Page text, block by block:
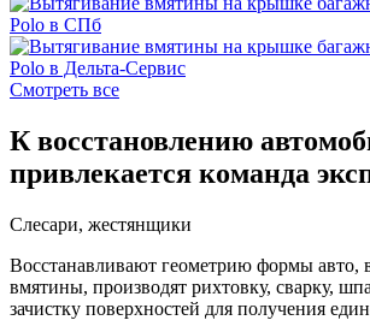
Смотреть все
К восстановлению
привлекается команда
Слесари, жестянщики
Восстанавливают геометрию формы авто,
вмятины, производят рихтовку, сварку,
зачистку поверхностей для получения